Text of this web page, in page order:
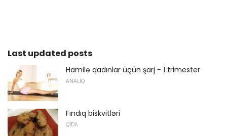
Last updated posts
Hamilə qadınlar üçün şarj - 1 trimester
ANALIQ
Fındıq biskvitləri
QIDA